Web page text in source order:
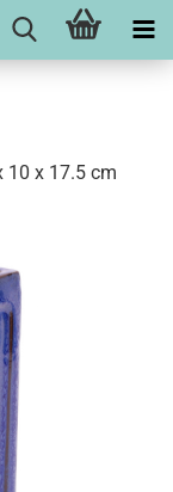
10 x 17.5 cm